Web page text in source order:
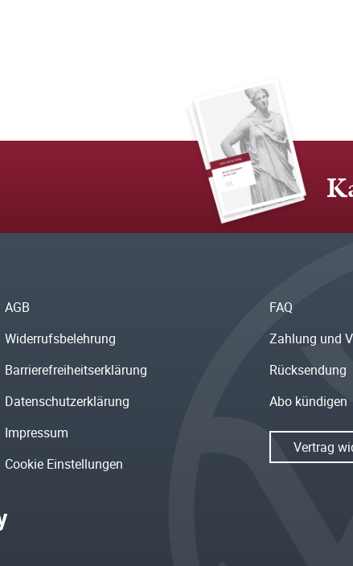
AGB
Widerrufsbelehrung
Barrierefreiheitserklärung
Datenschutzerklärung
Impressum
Cookie Einstellungen
FAQ
Zahlung und
Rücksendung
Abo kündigen
Vertrag